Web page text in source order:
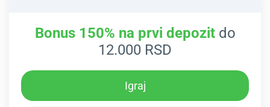
Bonus 150% na prvi depozitdo
12.000 RSD
Igraj